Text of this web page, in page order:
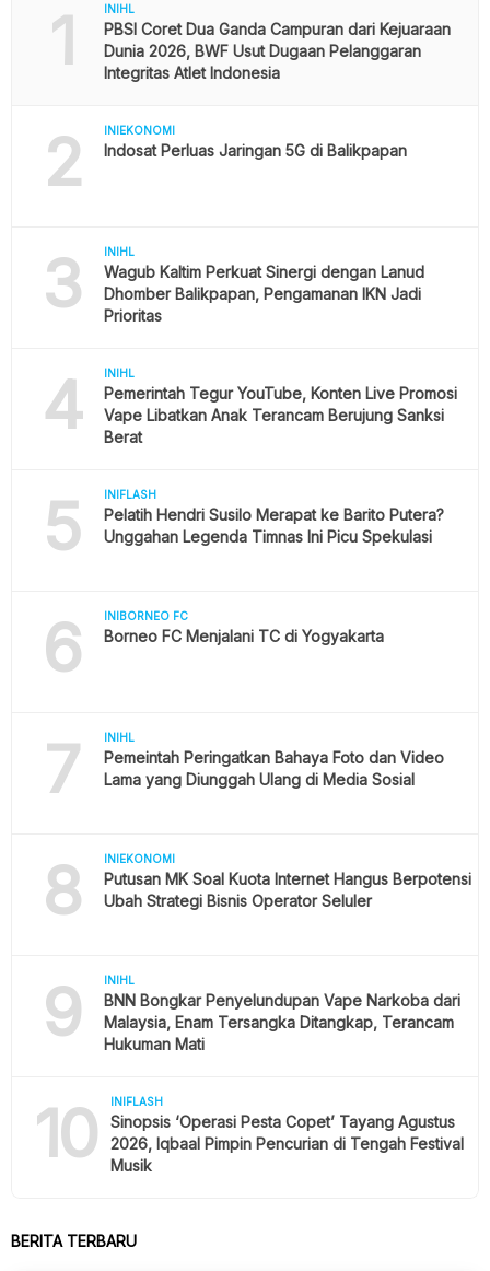
1 INIHL
PBSI Coret Dua Ganda Campuran dari Kejuaraan
Dunia 2026, BWF Usut Dugaan Pelanggaran
Integritas Atlet Indonesia
2 INIEKONOMI
Indosat Perluas Jaringan 5G di Balikpapan
3 INIHL
Wagub Kaltim Perkuat Sinergi dengan Lanud
Dhomber Balikpapan, Pengamanan IKN Jadi
Prioritas
4 INIHL
Pemerintah Tegur YouTube, Konten Live Promosi
Vape Libatkan Anak Terancam Berujung Sanksi
Berat
5 INIFLASH
Pelatih Hendri Susilo Merapat ke Barito Putera?
Unggahan Legenda Timnas Ini Picu Spekulasi
6 INIBORNEO FC
Borneo FC Menjalani TC di Yogyakarta
7 INIHL
Pemeintah Peringatkan Bahaya Foto dan Video
Lama yang Diunggah Ulang di Media Sosial
8 INIEKONOMI
Putusan MK Soal Kuota Internet Hangus Berpotensi
Ubah Strategi Bisnis Operator Seluler
9 INIHL
BNN Bongkar Penyelundupan Vape Narkoba dari
Malaysia, Enam Tersangka Ditangkap, Terancam
Hukuman Mati
10 INIFLASH
Sinopsis ‘Operasi Pesta Copet’ Tayang Agustus
2026, Iqbaal Pimpin Pencurian di Tengah Festival
Musik
BERITA TERBARU